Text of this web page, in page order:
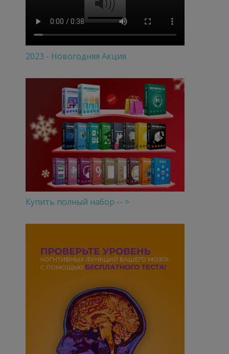
2023 - Новогодняя Акция
Купить полный набор -- >